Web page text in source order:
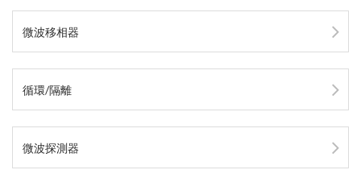
微波移相器
循環/隔離
微波探測器